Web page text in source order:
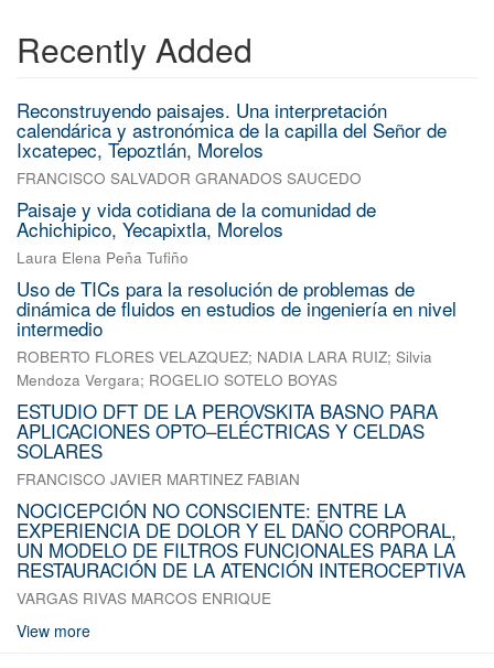
Recently Added
Reconstruyendo paisajes. Una interpretación
calendárica y astronómica de la capilla del Señor de
Ixcatepec, Tepoztlán, Morelos
FRANCISCO SALVADOR GRANADOS SAUCEDO
Paisaje y vida cotidiana de la comunidad de
Achichipico, Yecapixtla, Morelos
Laura Elena Peña Tufiño
Uso de TICs para la resolución de problemas de
dinámica de fluidos en estudios de ingeniería en nivel
intermedio
ROBERTO FLORES VELAZQUEZ; NADIA LARA RUIZ; Silvia
Mendoza Vergara; ROGELIO SOTELO BOYAS
ESTUDIO DFT DE LA PEROVSKITA BASNO PARA
APLICACIONES OPTO–ELÉCTRICAS Y CELDAS
SOLARES
FRANCISCO JAVIER MARTINEZ FABIAN
NOCICEPCIÓN NO CONSCIENTE: ENTRE LA
EXPERIENCIA DE DOLOR Y EL DAÑO CORPORAL,
UN MODELO DE FILTROS FUNCIONALES PARA LA
RESTAURACIÓN DE LA ATENCIÓN INTEROCEPTIVA
VARGAS RIVAS MARCOS ENRIQUE
View more